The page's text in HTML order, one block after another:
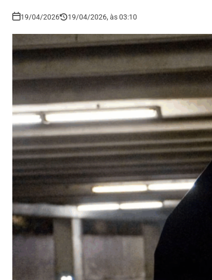
19/04/2026 19/04/2026, às 03:10